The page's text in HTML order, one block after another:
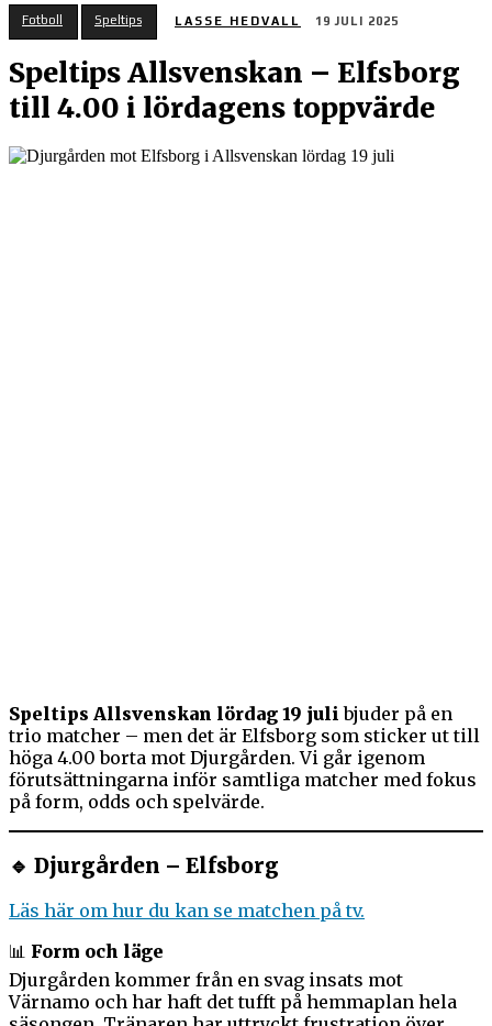
Fotboll Speltips LASSE HEDVALL 19 JULI 2025
Speltips Allsvenskan – Elfsborg
till 4.00 i lördagens toppvärde
Speltips Allsvenskan lördag 19 juli bjuder på en
trio matcher – men det är Elfsborg som sticker ut till
höga 4.00 borta mot Djurgården. Vi går igenom
förutsättningarna inför samtliga matcher med fokus
på form, odds och spelvärde.
🔹 Djurgården – Elfsborg
Läs här om hur du kan se matchen på tv.
📊 Form och läge
Djurgården kommer från en svag insats mot
Värnamo och har haft det tufft på hemmaplan hela